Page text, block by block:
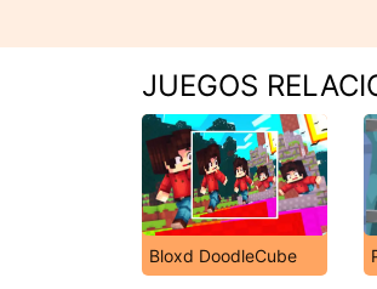
JUEGOS
Bloxd DoodleCube